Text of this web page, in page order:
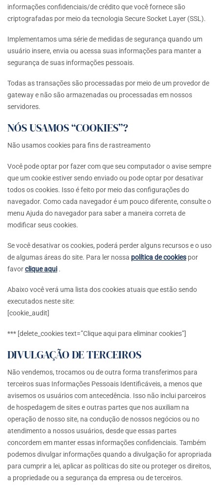
informações confidenciais/de crédito que você fornece são
criptografadas por meio da tecnologia Secure Socket Layer (SSL).
Implementamos uma série de medidas de segurança quando um
usuário insere, envia ou acessa suas informações para manter a
segurança de suas informações pessoais.
Todas as transações são processadas por meio de um provedor de
gateway e não são armazenadas ou processadas em nossos
servidores.
NÓS USAMOS “COOKIES”?
Não usamos cookies para fins de rastreamento
Você pode optar por fazer com que seu computador o avise sempre
que um cookie estiver sendo enviado ou pode optar por desativar
todos os cookies. Isso é feito por meio das configurações do
navegador. Como cada navegador é um pouco diferente, consulte o
menu Ajuda do navegador para saber a maneira correta de
modificar seus cookies.
Se você desativar os cookies, poderá perder alguns recursos e o uso
de algumas áreas do site. Para ler nossa política de cookies por
favorclique aqui .
Abaixo você verá uma lista dos cookies atuais que estão sendo
executados neste site:
[cookie_audit]
*** [delete_cookies text=”Clique aqui para eliminar cookies”]
DIVULGAÇÃO DE TERCEIROS
Não vendemos, trocamos ou de outra forma transferimos para
terceiros suas Informações Pessoais Identificáveis, a menos que
avisemos os usuários com antecedência. Isso não inclui parceiros
de hospedagem de sites e outras partes que nos auxiliam na
operação de nosso site, na condução de nossos negócios ou no
atendimento a nossos usuários, desde que essas partes
concordem em manter essas informações confidenciais. Também
podemos divulgar informações quando a divulgação for apropriada
para cumprir a lei, aplicar as políticas do site ou proteger os direitos,
a propriedade ou a segurança da empresa ou de terceiros.